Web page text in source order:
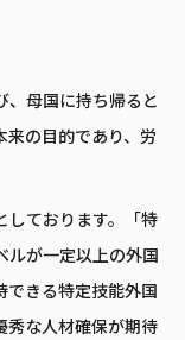
、母国に持ち帰ると
来の目的であり、労
しております。「特
ルが一定以上の外国
できる特定技能外国
秀な人材確保が期待